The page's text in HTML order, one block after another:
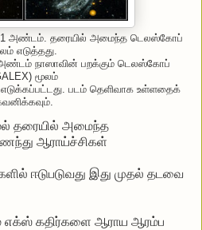
81 அண்டம். தரையில் அமைந்த டெலஸ்கோப்
எடுத்தது.
நாஸாவின் பறக்கும் டெலஸ்கோப்
மூலம்
படம் தெளிவாக உள்ளதைக்
தரையில் அமைந்த
ஆராய்ச்சிகள்
ஈடுபடுவது இது முதல் தடவை
எக்ஸ் கதிர்களை ஆராய ஆரம்ப